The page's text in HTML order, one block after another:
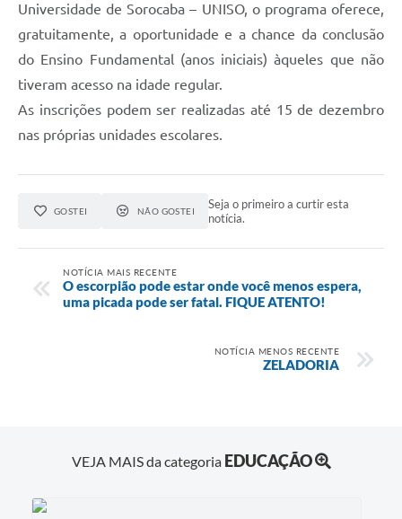
Universidade de Sorocaba – UNISO, o programa oferece,
gratuitamente, a oportunidade e a chance da conclusão
do Ensino Fundamental (anos iniciais) àqueles que não
tiveram acesso na idade regular.
As inscrições podem ser realizadas até 15 de dezembro
nas próprias unidades escolares.
GOSTEI NÃO GOSTEI
Seja o primeiro a curtir esta
notícia.
NOTÍCIA MAIS RECENTE
O escorpião pode estar onde você menos espera,
uma picada pode ser fatal. FIQUE ATENTO!
NOTÍCIA MENOS RECENTE
ZELADORIA
VEJA MAIS da categoria EDUCAÇÃO